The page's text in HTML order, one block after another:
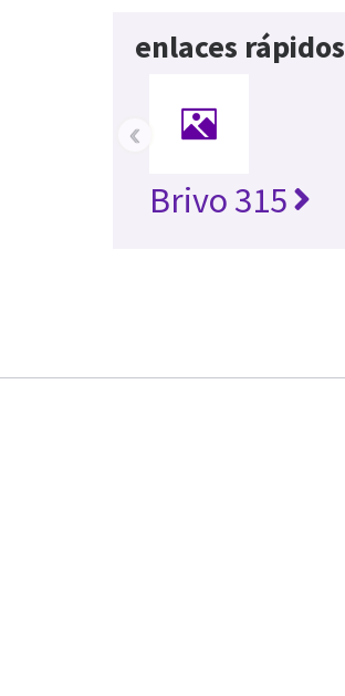
enlaces rápidos
Brivo 315
‹